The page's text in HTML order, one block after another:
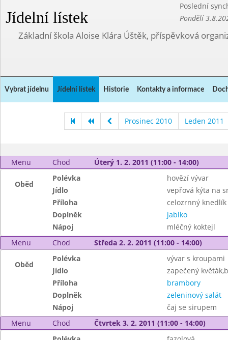
Jídelní lístek
Poslední
Pondělí
Základní škola Aloise Klára Úštěk, příspěvková
Vybrat jídelnu Jídelní lístek Historie Kontakty a informace
Prosinec 2010 Leden 2011
Menu Chod Úterý 1. 2. 2011 (11:00 - 14:00)
Oběd
Polévka
hovězí vývar
Jídlo
vepřová kýta na
Příloha
celozrnný knedlík
Doplněk
jablko
Nápoj
mléčný koktejl
Menu
Chod Středa 2. 2. 2011 (11:00 - 14:00)
Oběd
Polévka
vývar s kroupami
Jídlo
zapečený
Příloha
brambory
Doplněk
zeleninový salát
Nápoj
čaj se sirupem
Menu
Chod Čtvrtek 3. 2. 2011 (11:00 - 14:00)